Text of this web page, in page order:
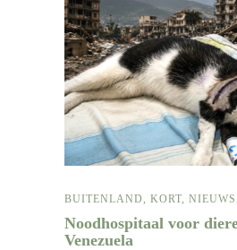
BUITENLAND KORT NIEUWS
Noodhospitaal voor
Venezuela